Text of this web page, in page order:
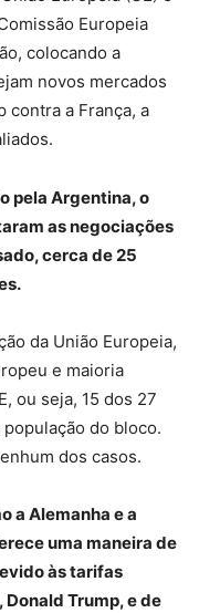
Europeia
colocando a
novos mercados
contra a França, a
pela Argentina, o
as negociações
cerca de 25
da União Europeia,
e maioria
ou seja, 15 dos 27
do bloco.
dos casos.
a Alemanha e a
uma maneira de
às tarifas
Trump, e de